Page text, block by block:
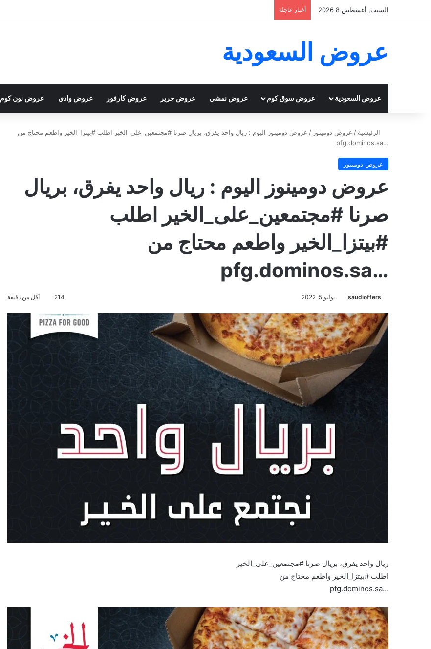
السبت, أغسطس 8 2026 أخبار عاجلة
عروض السعودية
عروض السعودية عروض سوق كوم عروض نمشي عروض جرير عروض كارفور عروض وادي عروض نون كوم
الرئيسية / عروض دومينوز /
عروض دومينوز اليوم : ريال واحد يفرق، بريال صرنا #مجتمعين_على_الخير اطلب ⁧#بيتزا_الخير⁩ واطعم محتاج من
عروض دومينوز
عروض دومينوز اليوم : ريال واحد يفرق، بريال
صرنا #مجتمعين_على_الخير اطلب
⁧#بيتزا_الخير⁩ واطعم محتاج من
saudioffers يوليو 5, 2022 214 أقل من دقيقة
ريال واحد يفرق، بريال صرنا #مجتمعين_على_الخير
اطلب ⁧#بيتزا_الخير⁩ واطعم محتاج من